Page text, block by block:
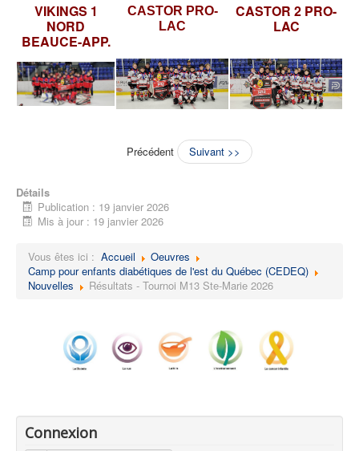
VIKINGS 1
NORD
BEAUCE-APP.
CASTOR PRO-
LAC
CASTOR 2 PRO-
LAC
Précédent Suivant >>
Détails
Publication : 19 janvier 2026
Mis à jour : 19 janvier 2026
Vous êtes ici : Accueil
Oeuvres
Camp pour enfants diabétiques de l'est du Québec (CEDEQ)
Nouvelles
Résultats - Tournoi M13 Ste-Marie 2026
Connexion